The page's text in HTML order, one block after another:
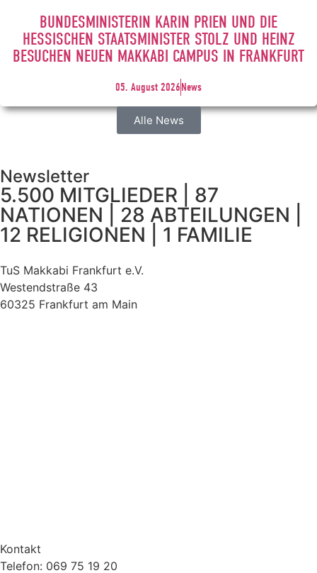
BUNDESMINISTERIN KARIN PRIEN UND DIE
HESSISCHEN STAATSMINISTER STOLZ UND HEINZ
BESUCHEN NEUEN MAKKABI CAMPUS IN FRANKFURT
05. August 2026News
Alle News
Newsletter
5.500 MITGLIEDER | 87
NATIONEN | 28 ABTEILUNGEN |
12 RELIGIONEN | 1 FAMILIE
TuS Makkabi Frankfurt e.V.
Westendstraße 43
60325 Frankfurt am Main
Kontakt
Telefon: 069 75 19 20